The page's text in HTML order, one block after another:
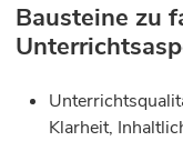
Bausteine zu
Klarheit,